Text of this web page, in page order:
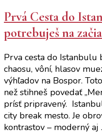
Prvá Cesta do
potrebuješ na
Prva cesta do Istanbulu
chaosu, vôní, hlasov
výhľadov na Bospor.
než stihneš povedať
prísť pripravený.
city break mesto. Je
kontrastov – moderný aj